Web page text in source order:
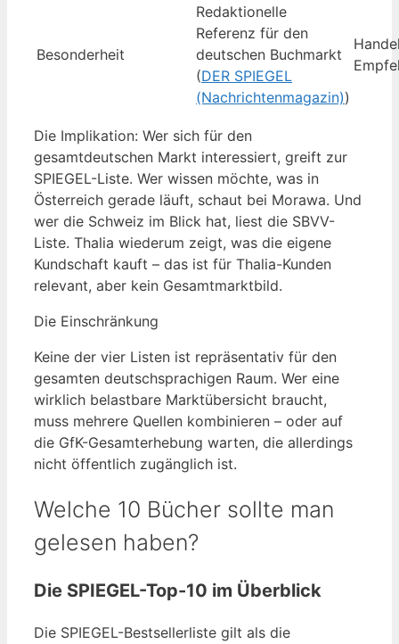
Besonderheit
Redaktionelle
Referenz für den
deutschen Buchmarkt
(DER SPIEGEL
(Nachrichtenmagazin))
Die Implikation: Wer sich für den
gesamtdeutschen Markt interessiert, greift zur
SPIEGEL-Liste. Wer wissen möchte, was in
Österreich gerade läuft, schaut bei Morawa. Und
wer die Schweiz im Blick hat, liest die SBVV-
Liste. Thalia wiederum zeigt, was die eigene
Kundschaft kauft – das ist für Thalia-Kunden
relevant, aber kein Gesamtmarktbild.
Die Einschränkung
Keine der vier Listen ist repräsentativ für den
gesamten deutschsprachigen Raum. Wer eine
wirklich belastbare Marktübersicht braucht,
muss mehrere Quellen kombinieren – oder auf
die GfK-Gesamterhebung warten, die allerdings
nicht öffentlich zugänglich ist.
Welche 10 Bücher sollte man
gelesen haben?
Die SPIEGEL-Top-10 im Überblick
Die SPIEGEL-Bestsellerliste gilt als die